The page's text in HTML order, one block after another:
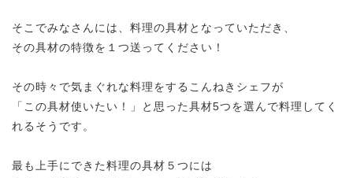
そこでみなさんには、料理の具材となっていただき、
その具材の特徴を１つ送ってください！
その時々で気まぐれな料理をするこんねきシェフが
「この具材使いたい！」と思った具材5つを選んで料理してく
れるそうです。
最も上手にできた料理の具材５つには